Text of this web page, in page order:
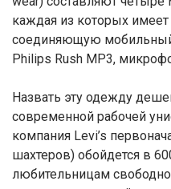
каждая из которых
соединяющую
Philips Rush MP3,
Назвать эту одежду
современной рабочей
компания Levi’s
шахтеров) обойдется в
любительницам